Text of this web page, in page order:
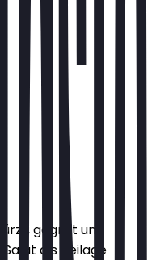
gegrillt und
als Beilage